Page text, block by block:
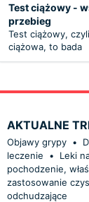
Test ciążowy -
przebieg
Test ciążowy,
ciążowa, to bada
AKTUALNE
Objawy grypy •
leczenie
• Leki
pochodzenie,
zastosowanie
odchudzające